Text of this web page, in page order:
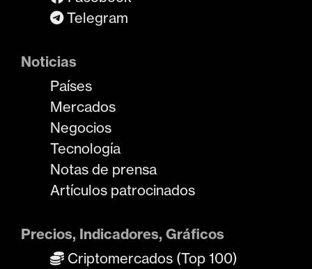
Telegram
Noticias
Países
Mercados
Negocios
Tecnología
Notas de prensa
Artículos patrocinados
Precios, Indicadores, Gráficos
Criptomercados (Top 100)